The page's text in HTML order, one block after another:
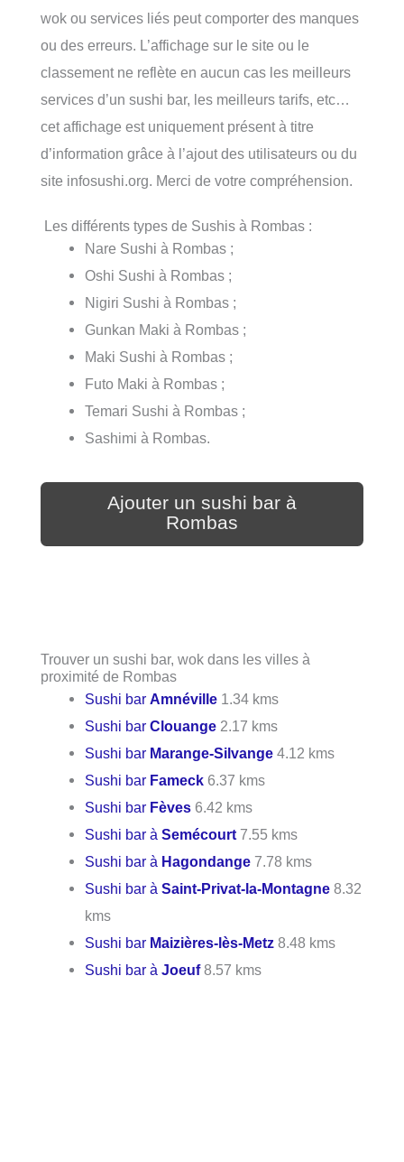
wok ou services liés peut comporter des manques
ou des erreurs. L’affichage sur le site ou le
classement ne reflète en aucun cas les meilleurs
services d’un sushi bar, les meilleurs tarifs, etc…
cet affichage est uniquement présent à titre
d’information grâce à l’ajout des utilisateurs ou du
site infosushi.org. Merci de votre compréhension.
Les différents types de Sushis à Rombas :
Nare Sushi à Rombas ;
Oshi Sushi à Rombas ;
Nigiri Sushi à Rombas ;
Gunkan Maki à Rombas ;
Maki Sushi à Rombas ;
Futo Maki à Rombas ;
Temari Sushi à Rombas ;
Sashimi à Rombas.
Ajouter un sushi bar à
Rombas
Trouver un sushi bar, wok dans les villes à
proximité de Rombas
Sushi barAmnéville 1.34 kms
Sushi barClouange 2.17 kms
Sushi bar Marange-Silvange 4.12 kms
Sushi bar Fameck 6.37 kms
Sushi bar Fèves 6.42 kms
Sushi bar àSemécourt 7.55 kms
Sushi bar à Hagondange 7.78 kms
Sushi bar àSaint-Privat-la-Montagne 8.32
kms
Sushi bar Maizières-lès-Metz 8.48 kms
Sushi bar àJoeuf8.57 kms